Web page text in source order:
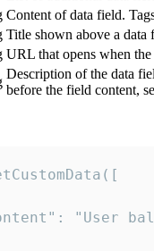
Content of data field.
Title shown above a data
URL that opens when
Description of the data
before the field content,
"User